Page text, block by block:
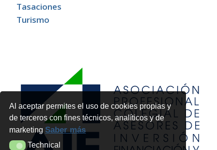
Al aceptar permites el uso de cookies propias y
de terceros con fines técnicos, analíticos y de
marketingSaber más
TechnicalTechnical
Tasaciones
Turismo